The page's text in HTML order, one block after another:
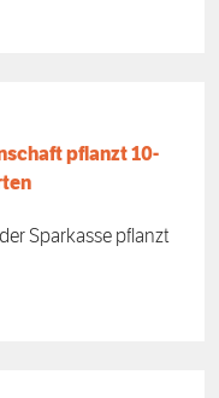
pflanzt 10-
Sparkasse pflanzt